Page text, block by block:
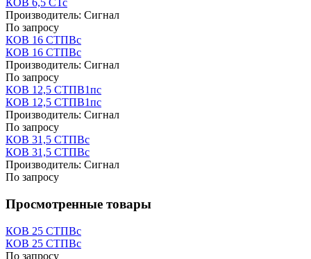
КОВ 6,5 СТс
Производитель: Сигнал
По запросу
КОВ 16 СТПВс
КОВ 16 СТПВс
Производитель: Сигнал
По запросу
КОВ 12,5 СТПВ1пс
КОВ 12,5 СТПВ1пс
Производитель: Сигнал
По запросу
КОВ 31,5 СТПВс
КОВ 31,5 СТПВс
Производитель: Сигнал
По запросу
Просмотренные товары
КОВ 25 СТПВс
КОВ 25 СТПВс
По запросу